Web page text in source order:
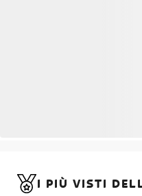
I PIÙ VISTI